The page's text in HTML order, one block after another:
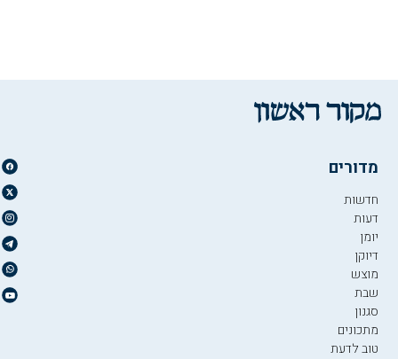
מדורים
חדשות
דעות
יומן
דיוקן
מוצש
שבת
סגנון
מתכונים
טוב לדעת